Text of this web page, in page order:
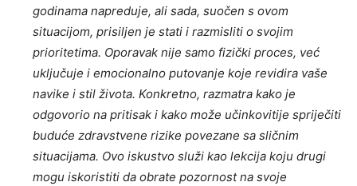
godinama napreduje, ali sada, suočen s ovom
situacijom, prisiljen je stati i razmisliti o svojim
prioritetima. Oporavak nije samo fizički proces, već
uključuje i emocionalno putovanje koje revidira vaše
navike i stil života. Konkretno, razmatra kako je
odgovorio na pritisak i kako može učinkovitije spriječiti
buduće zdravstvene rizike povezane sa sličnim
situacijama. Ovo iskustvo služi kao lekcija koju drugi
mogu iskoristiti da obrate pozornost na svoje